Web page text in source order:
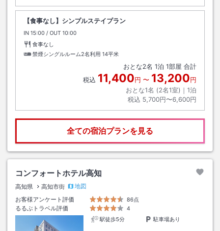
【食事なし】シンプルステイプラン
IN チェックイン
15:00 / OUT チェックアウト
10:00
食事なし
禁煙シングルルーム2名利用 14平米
おとな2名 1泊 1部屋 合計
税込 11,400円 〜 13,200円
おとな1名 (2名1室)｜ 1泊
税込 5,700円〜6,600円
全ての宿泊プランを見る
コンフォートホテル高知
高知県 高知市街
地図
お客様アンケート評価
86点
るるぶトラベル評価
4
駅徒歩5分
駐車場あり